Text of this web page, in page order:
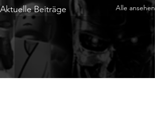
Aktuelle Beiträge Alle ansehen